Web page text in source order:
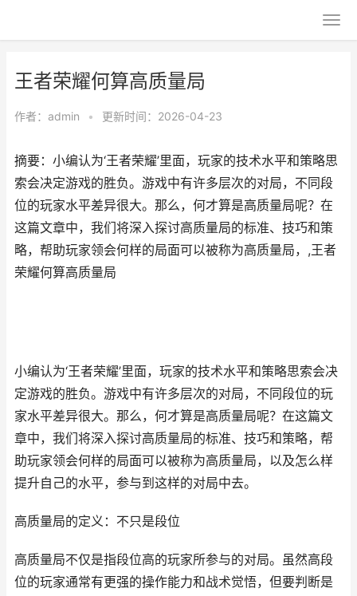
王者荣耀何算高质量局
作者： admin • 更新时间：2026-04-23
摘要：小编认为‘王者荣耀’里面，玩家的技术水平和策略思
索会决定游戏的胜负。游戏中有许多层次的对局，不同段
位的玩家水平差异很大。那么，何才算是高质量局呢？在
这篇文章中，我们将深入探讨高质量局的标准、技巧和策
略，帮助玩家领会何样的局面可以被称为高质量局，,王者
荣耀何算高质量局
小编认为‘王者荣耀’里面，玩家的技术水平和策略思索会决
定游戏的胜负。游戏中有许多层次的对局，不同段位的玩
家水平差异很大。那么，何才算是高质量局呢？在这篇文
章中，我们将深入探讨高质量局的标准、技巧和策略，帮
助玩家领会何样的局面可以被称为高质量局，以及怎么样
提升自己的水平，参与到这样的对局中去。
高质量局的定义：不只是段位
高质量局不仅是指段位高的玩家所参与的对局。虽然高段
位的玩家通常有更强的操作能力和战术觉悟，但要判断是